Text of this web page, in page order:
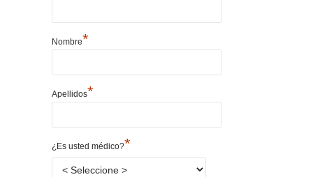
Nombre*
Apellidos*
¿Es usted médico?*